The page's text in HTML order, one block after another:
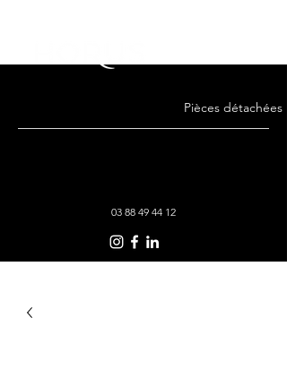
Pièces détachées
03 88 49 44 12